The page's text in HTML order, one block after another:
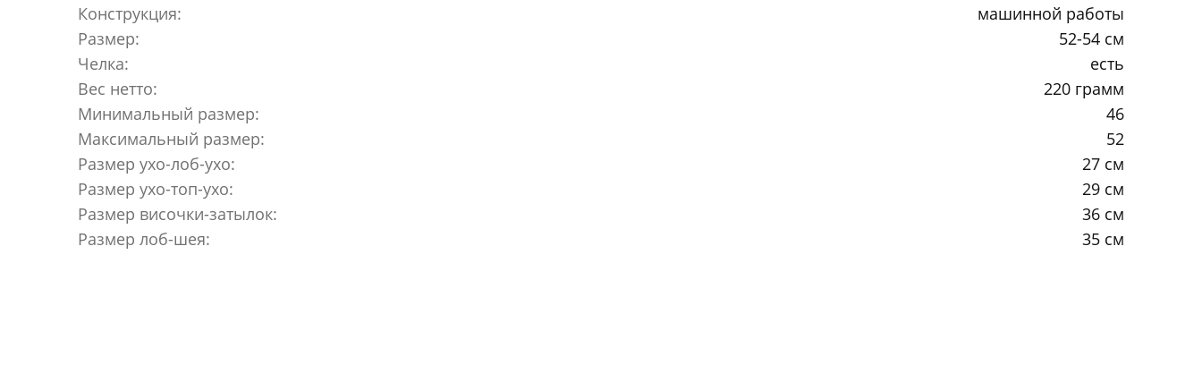
Конструкция:
машинной работы
Размер:
52-54 см
Челка:
есть
Вес нетто:
220 грамм
Минимальный размер:
46
Максимальный размер:
52
Размер ухо-лоб-ухо:
27 см
Размер ухо-топ-ухо:
29 см
Размер височки-затылок:
36 см
Размер лоб-шея:
35 см